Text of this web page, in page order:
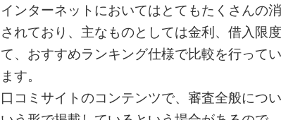
インターネットにおいてはとてもたくさんの
されており、主なものとしては金利、借入限
て、おすすめランキング仕様で比較を行って
ます。
口コミサイトのコンテンツで、審査全般につ